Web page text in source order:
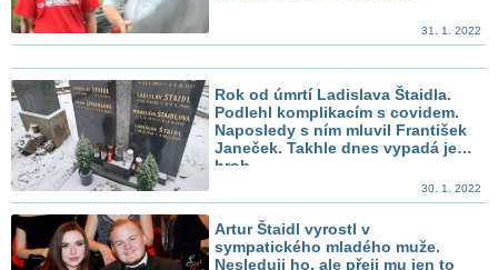
31. 1. 2022
Rok od úmrtí Ladislava Štaidla.
Podlehl komplikacím s covidem.
Naposledy s ním mluvil František
Janeček. Takhle dnes vypadá jeho
hrob
30. 1. 2022
Artur Štaidl vyrostl v
sympatického mladého muže.
Nesleduji ho, ale přeji mu jen to